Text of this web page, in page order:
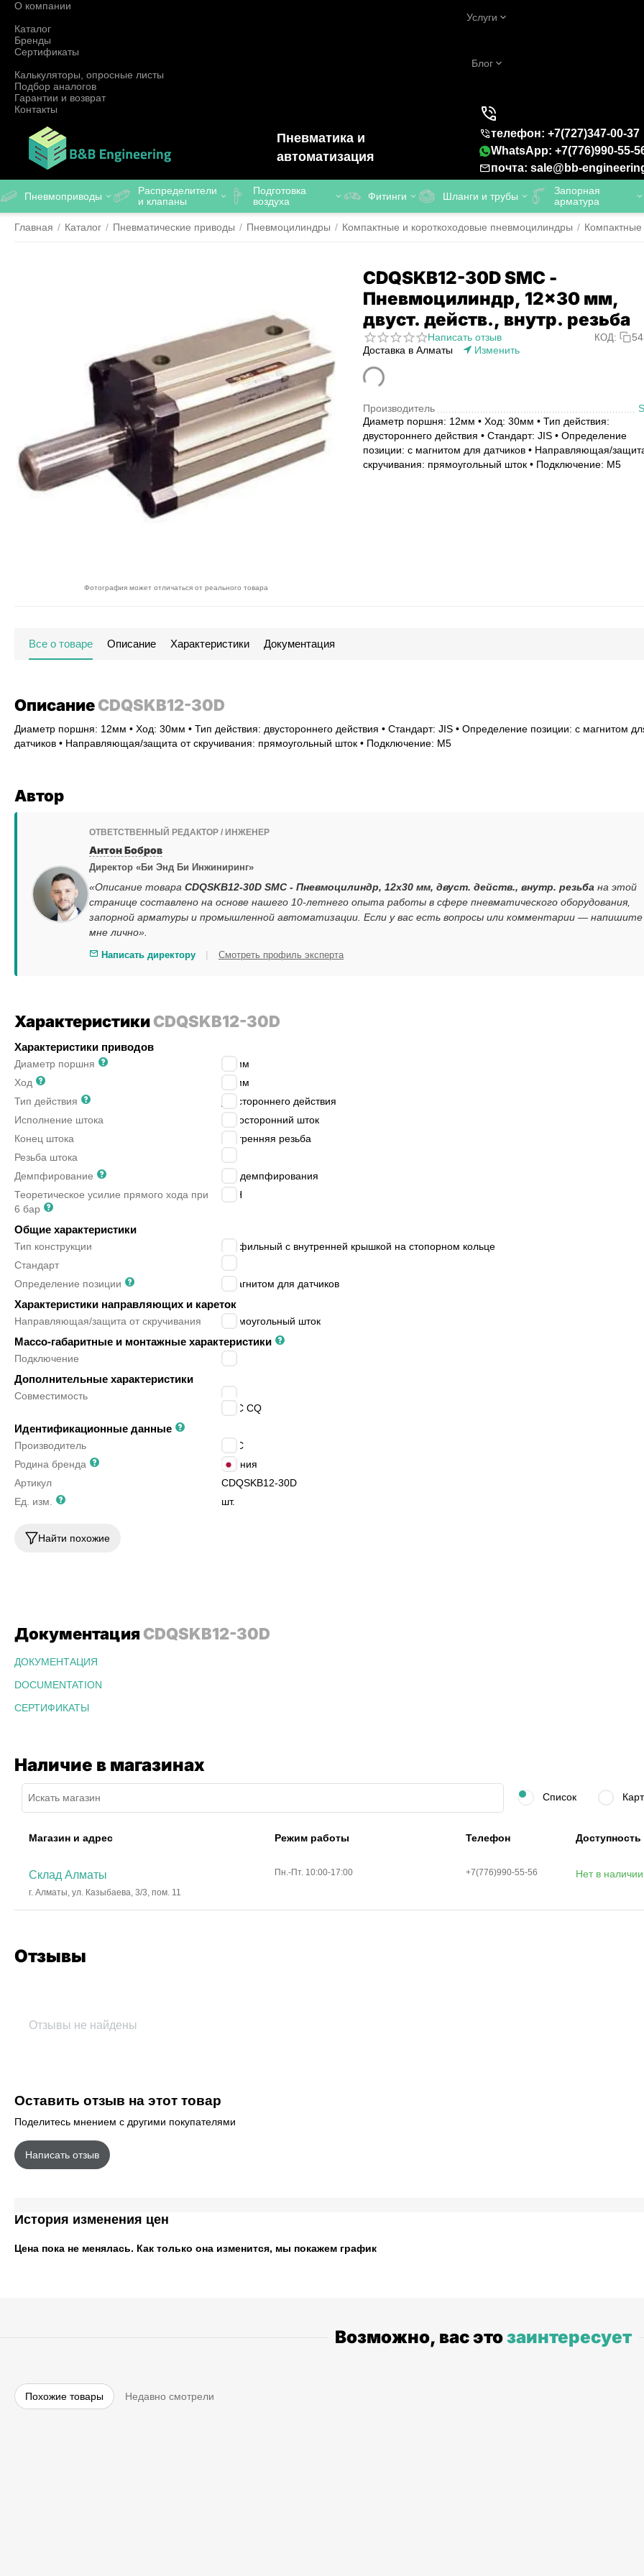
О компании
Услуги
Каталог
Бренды
Сертификаты
Блог
Калькуляторы, опросные листы
Подбор аналогов
Гарантии и возврат
Контакты
Пневматика и
автоматизация
телефон: +7(727)347-00-37
WhatsApp: +7(776)990-55-
почта: sale@bb-
Пневмоприводы
Распределители
и клапаны
Подготовка
воздуха
Фитинги Шланги и трубы
Запорная
арматура
Главная / Каталог / Пневматические приводы / Пневмоцилиндры / Компактные и короткоходовые пневмоцилиндры /
Фотография может отличаться от реального товара
CDQSKB12-30D SMC -
Пневмоцилиндр, 12x30 мм,
двуст. действ., внутр. резьба
Написать отзыв КОД:
Доставка в Алматы
Изменить
Производитель
Диаметр поршня: 12мм • Ход: 30мм • Тип действия:
двустороннего действия • Стандарт: JIS • Определение
позиции: с магнитом для датчиков • Направляющая/
скручивания: прямоугольный шток • Подключение: M5
Все о товаре Описание Характеристики Документация
ОписаниеCDQSKB12-30D
Диаметр поршня: 12мм • Ход: 30мм • Тип действия: двустороннего действия • Стандарт: JIS • Определение позиции: с магнитом
датчиков • Направляющая/защита от скручивания: прямоугольный шток • Подключение: M5
Автор
ОТВЕТСТВЕННЫЙ РЕДАКТОР / ИНЖЕНЕР
Антон Бобров
Директор «Би Энд Би Инжиниринг»
«Описание товара CDQSKB12-30D SMC - Пневмоцилиндр, 12x30 мм, двуст. действ., внутр. резьба на этой
странице составлено на основе нашего 10-летнего опыта работы в сфере пневматического оборудования,
запорной арматуры и промышленной автоматизации. Если у вас есть вопросы или комментарии — напишите
мне лично».
Написать директору | Смотреть профиль эксперта
ХарактеристикиCDQSKB12-30D
Характеристики приводов
Диаметр поршня
мм
Ход
мм
Тип действия
двустороннего действия
Исполнение штока
односторонний шток
Конец штока
внутренняя резьба
Резьба штока
Демпфирование
без демпфирования
Теоретическое усилие прямого хода при
6 бар
Н
Общие характеристики
Тип конструкции
профильный с внутренней крышкой на стопорном кольце
Стандарт
Определение позиции
с магнитом для датчиков
Характеристики направляющих и кареток
Направляющая/защита от скручивания прямоугольный шток
Массо-габаритные и монтажные характеристики
Подключение
Дополнительные характеристики
Совместимость
SMC CQ
Идентификационные данные
Производитель
SMC
Родина бренда
Япония
Артикул
CDQSKB12-30D
Ед. изм.
шт.
Найти похожие
Документация CDQSKB12-30D
ДОКУМЕНТАЦИЯ
DOCUMENTATION
СЕРТИФИКАТЫ
Наличие в магазинах
Список
Магазин и адрес Режим работы Телефон Доступность
Склад Алматы
г. Алматы, ул. Казыбаева, 3/3, пом. 11
Пн.-Пт. 10:00-17:00 +7(776)990-55-56 Нет в наличии
Отзывы
Отзывы не найдены
Оставить отзыв на этот товар
Поделитесь мнением с другими покупателями
Написать отзыв
История изменения цен
Цена пока не менялась. Как только она изменится, мы покажем график
Возможно, вас этозаинтересует
Похожие товары Недавно смотрели